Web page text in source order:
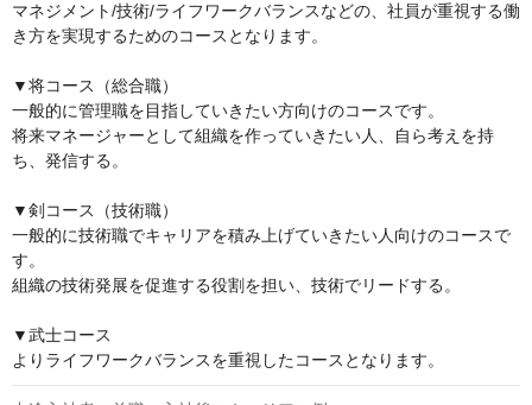
マネジメント/技術/ライフワークバランスなどの、社員が重視する働
き方を実現するためのコースとなります。
▼将コース（総合職）
一般的に管理職を目指していきたい方向けのコースです。
将来マネージャーとして組織を作っていきたい人、自ら考えを持
ち、発信する。
▼剣コース（技術職）
一般的に技術職でキャリアを積み上げていきたい人向けのコースで
す。
組織の技術発展を促進する役割を担い、技術でリードする。
▼武士コース
よりライフワークバランスを重視したコースとなります。